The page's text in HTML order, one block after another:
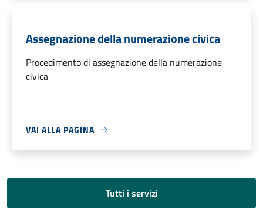
Assegnazione della numerazione civica
Procedimento di assegnazione della numerazione
civica
VAI ALLA PAGINA
Tutti i servizi